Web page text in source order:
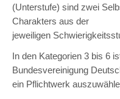
(Unterstufe) sind zwei
Charakters aus der
jeweiligen
In den Kategorien 3 bis 6
Bundesvereinigung
ein Pflichtwerk